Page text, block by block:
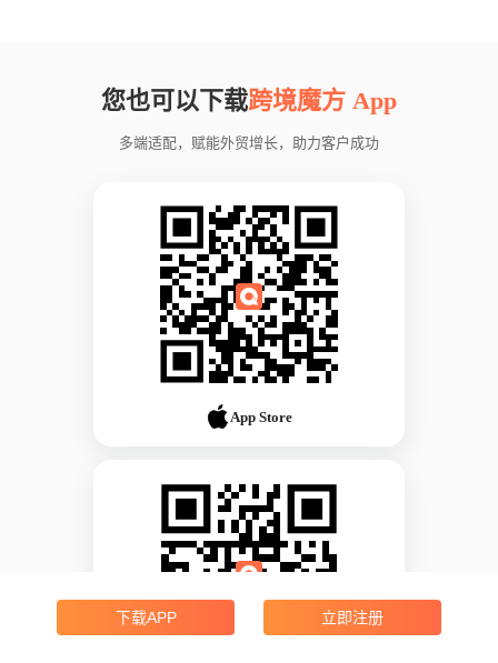
您也可以下载跨境魔方 App
多端适配，赋能外贸增长，助力客户成功
App Store
下载APP 立即注册